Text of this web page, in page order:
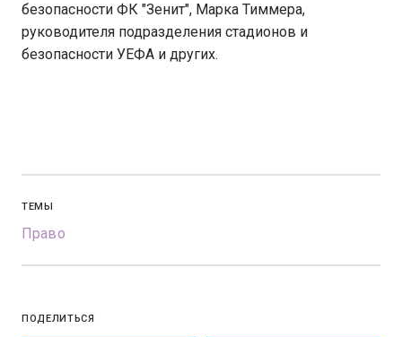
безопасности ФК "Зенит", Марка Тиммера,
руководителя подразделения стадионов и
безопасности УЕФА и других.
ТЕМЫ
Право
ПОДЕЛИТЬСЯ